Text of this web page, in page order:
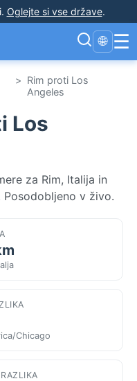
. Oglejte si vse države.
🌐 ☰
> Rim proti Los
Angeles
Los
za Rim, Italija in
Posodobljeno v živo.
Chicago